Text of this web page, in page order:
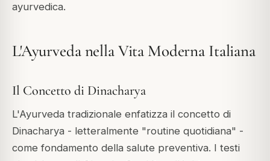
ayurvedica.
L'Ayurveda nella Vita Moderna Italiana
Il Concetto di Dinacharya
L'Ayurveda tradizionale enfatizza il concetto di
Dinacharya - letteralmente "routine quotidiana" -
come fondamento della salute preventiva. I testi